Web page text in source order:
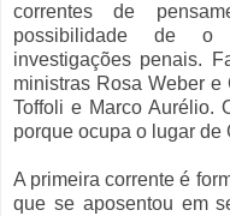
correntes de
possibilidade de o
investigações penais.
ministras Rosa Weber
Toffoli e Marco Aurélio.
porque ocupa o lugar de
A primeira corrente é
que se aposentou em